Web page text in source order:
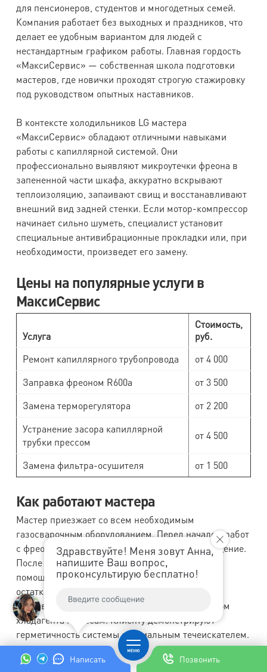
Написать Позвонить
Здравствуйте! Меня зовут Анна,
напишите Ваш вопрос,
проконсультирую бесплатно!
для пенсионеров, студентов и многодетных семей.
Компания работает без выходных и праздников, что
делает ее удобным вариантом для людей с
нестандартным графиком работы. Главная гордость
«МаксиСервис» — собственная школа подготовки
мастеров, где новички проходят строгую стажировку
под руководством опытных наставников.
В контексте холодильников LG мастера
«МаксиСервис» обладают отличными навыками
работы с капиллярной системой. Они
профессионально выявляют микроутечки фреона в
запененной части шкафа, аккуратно вскрывают
теплоизоляцию, запаивают свищ и восстанавливают
внешний вид задней стенки. Если мотор-компрессор
начинает сильно шуметь, специалист установит
специальные антивибрационные прокладки или, при
необходимости, произведет его замену.
Цены на популярные услуги в
МаксиСервис
Услуга
Стоимость,
руб.
Ремонт капиллярного трубопровода
от 4 000
Заправка фреоном R600a
от 3 500
Замена терморегулятора
от 2 200
Устранение засора капиллярной
трубки прессом
от 4 500
Замена фильтра-осушителя от 1 500
Как работают мастера
Мастер приезжает со всем необходимым
газосварочным оборудованием. Перед началом работ
с фреоном он обязательно проветривает помещение.
После запайки трубок система вакуумируется с
помощью специального насоса, чтобы удалить
остатки влаги и воздуха, и только после этого
заправляется строго дозированным количеством
хладагента по весам. Клиенту демонстрируют
герметичность системы специальным течеискателем.
Анализ отзывов